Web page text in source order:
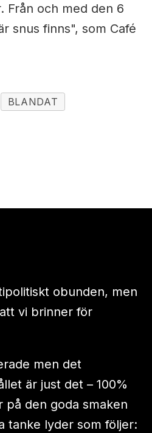
Från och med den 6
snus finns", som Café
BLANDAT
obunden, men
vi brinner för
men det
är just det – 100%
på den goda smaken
tanke lyder som följer: